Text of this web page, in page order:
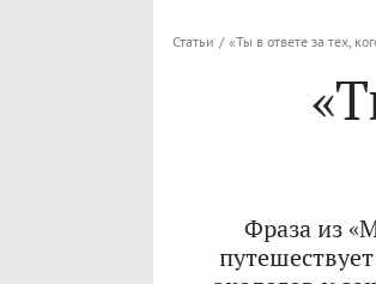
Статьи / «Ты в ответе за тех,
Фраза из